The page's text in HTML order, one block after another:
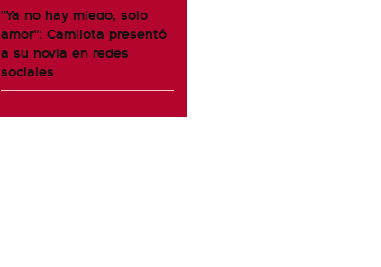
"Ya no hay miedo, solo
amor": Camilota presentó
a su novia en redes
sociales